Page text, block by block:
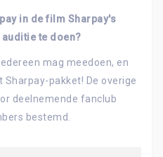
in de film Sharpay's
te doen?
mag meedoen, en
pakket! De overige
deelnemende fanclub
bestemd.